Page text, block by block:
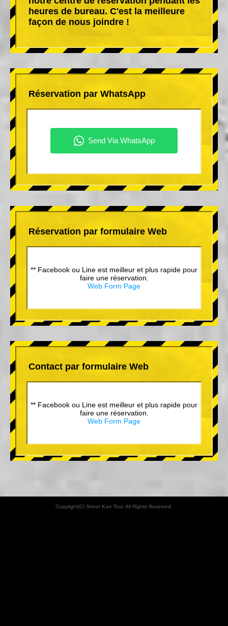
heures de bureau. C'est la meilleure
façon de nous joindre !
Réservation par WhatsApp
Réservation par formulaire Web
** Facebook ou Line est meilleur et plus rapide pour
faire une réservation.
Web Form Page
Contact par formulaire Web
** Facebook ou Line est meilleur et plus rapide pour
faire une réservation.
Web Form Page
Copyright(C) Street Kart Tour. All Rights Reserved.